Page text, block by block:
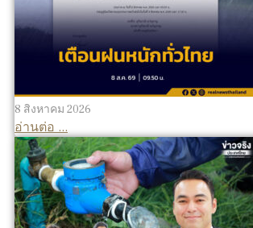
8 สิงหาคม 2026
อ่านต่อ ...